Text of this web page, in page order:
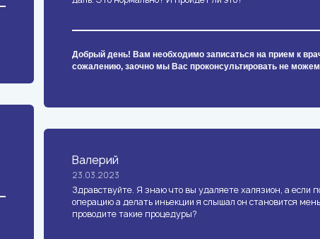
Добрый день! Вам необходимо записаться на прием к
сожалению, заочно мы Вас проконсультировать не
Валерий
23.03.2023
Здравствуйте. Я знаю что вы удаляете халязион, а если
операцию а делать иньекции я слышал он становится
проводите такие процедуры?